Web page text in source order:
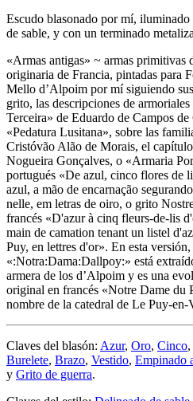
Escudo blasonado por mí,
de sable, y con un terminado
«Armas antigas» ~ armas primitivas
originaria de Francia, pintadas para
Mello d’Alpoim por mí siguiendo
grito, las descripciones de armoriales
Terceira» de Eduardo de Campos
«Pedatura Lusitana», sobre las
Cristóvão Alão de Morais, el
Nogueira Gonçalves, o «Armaria
portugués «De azul, cinco flores de
azul, a mão de encarnação
nelle, em letras de oiro, o grito
francés «D'azur à cinq fleurs-de-lis
main de camation tenant un listel
Puy, en lettres d'or». En esta
«:Notra:Dama:Dallpoy:» está
armera de los d’Alpoim y es una
original en francés «Notre Dame du
nombre de la catedral de Le Puy-en-
Claves del blasón: Azur, Oro, Cinco,
Burelete, Brazo, Vestido, Empinado
y Grito de guerra.